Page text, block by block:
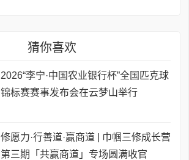
猜你喜欢
2026“李宁·中国农业银行杯”全国匹克球
锦标赛赛事发布会在云梦山举行
修愿力·行善道·赢商道 | 巾帼三修成长营
第三期「共赢商道」专场圆满收官